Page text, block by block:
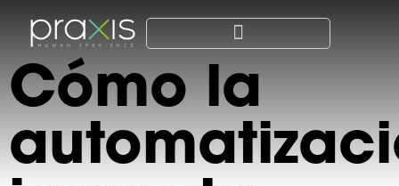
Cómo la